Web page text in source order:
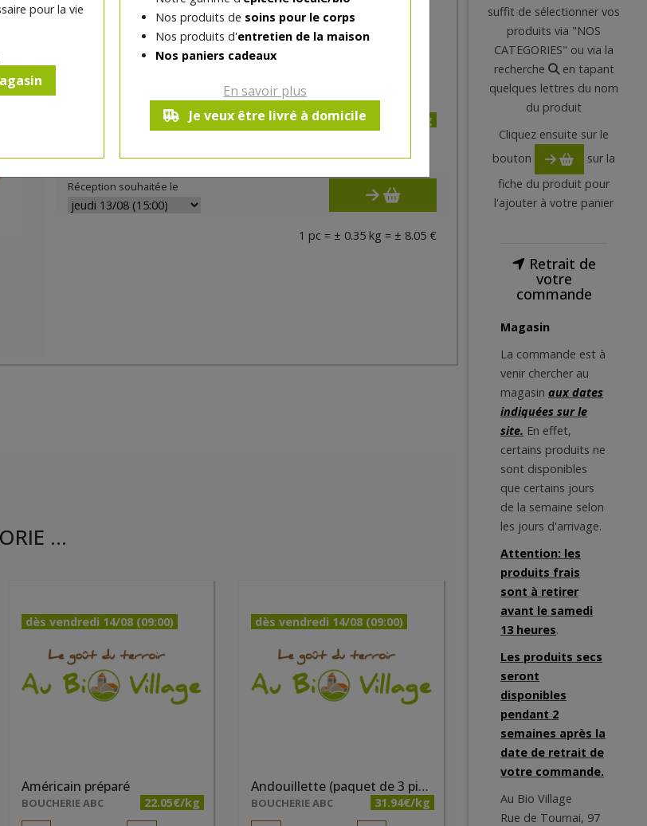
pour la vie
Nos produits de soins pour le corps
Nos produits d'entretien de la maison
Nos paniers cadeaux
En savoir plus
Je veux être livré à domicile
Viande de porc, sel, épices, poivre, muscade, antioxydant, oignons,
Origines du produit
22.99€/kg
Réception souhaitée le
1 pc = ± 0.35 kg = ± 8.05 €
...
dès vendredi 14/08 (09:00)
Américain préparé
BOUCHERIE ABC 22.05€/kg
dès vendredi 14/08 (09:00)
Andouillette (paquet de 3 pièces)
BOUCHERIE ABC 31.94€/kg
suffit de sélectionner vos
produits via "NOS
CATEGORIES" ou via la
recherche
en tapant
quelques lettres du nom
du produit
Cliquez ensuite sur le
bouton
sur la
fiche du produit pour
l'ajouter à votre panier
Retrait de
votre
commande
Magasin
La commande est à
venir chercher au
magasin aux dates
indiquées sur le
site. En effet,
certains produits ne
sont disponibles
que certains jours
de la semaine selon
les jours d'arrivage.
Attention: les
produits frais
sont à retirer
avant le samedi
13 heures.
Les produits secs
seront
disponibles
pendant 2
semaines après la
date de retrait de
votre commande.
Au Bio Village
Rue de Tournai, 97